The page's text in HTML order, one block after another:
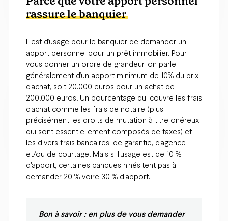
rassure le banquier
Il est d’usage pour le banquier de demander un
apport personnel pour un prêt immobilier. Pour
vous donner un ordre de grandeur, on parle
généralement d’un apport minimum de 10% du prix
d’achat, soit 20.000 euros pour un achat de
200.000 euros. Un pourcentage qui couvre les frais
d’achat comme les frais de notaire (plus
précisément les droits de mutation à titre onéreux
qui sont essentiellement composés de taxes) et
les divers frais bancaires, de garantie, d’agence
et/ou de courtage. Mais si l'usage est de 10 %
d'apport, certaines banques n'hésitent pas à
demander 20 % voire 30 % d'apport.
Bon à savoir : en plus de vous demander